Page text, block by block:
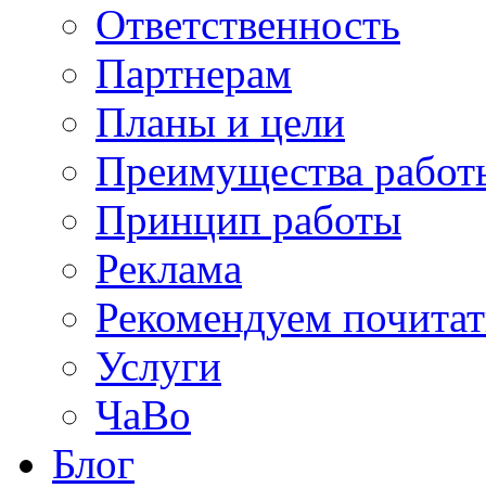
Ответственность
Партнерам
Планы и цели
Преимущества
Принцип работы
Реклама
Рекомендуем
Услуги
ЧаВо
Блог